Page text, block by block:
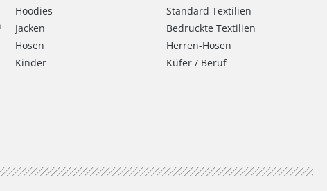
Hoodies
Jacken
Hosen
Kinder
Standard Textilien
Bedruckte Textilien
Herren-Hosen
Küfer / Beruf